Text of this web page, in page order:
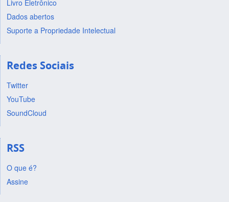
Livro Eletrônico
Dados abertos
Suporte a Propriedade Intelectual
Redes Sociais
Twitter
YouTube
SoundCloud
RSS
O que é?
Assine